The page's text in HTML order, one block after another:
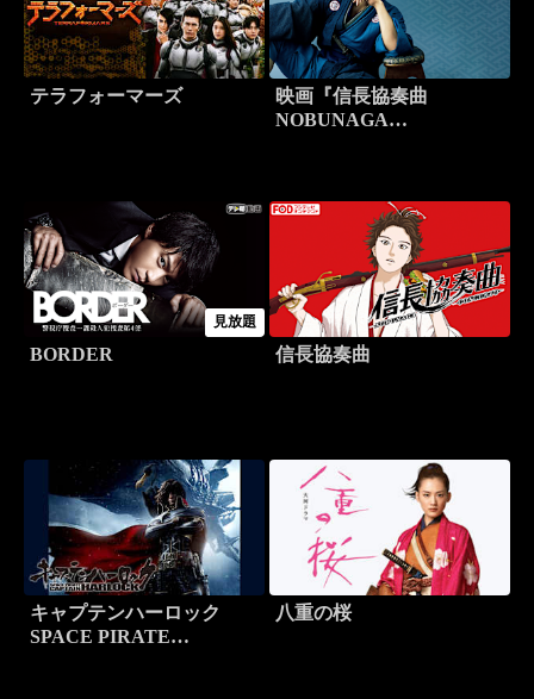
テラフォーマーズ
映画『信長協奏曲
NOBUNAGA
見放題
BORDER 信長協奏曲
キャプテンハーロック
SPACE PIRATE
八重の桜